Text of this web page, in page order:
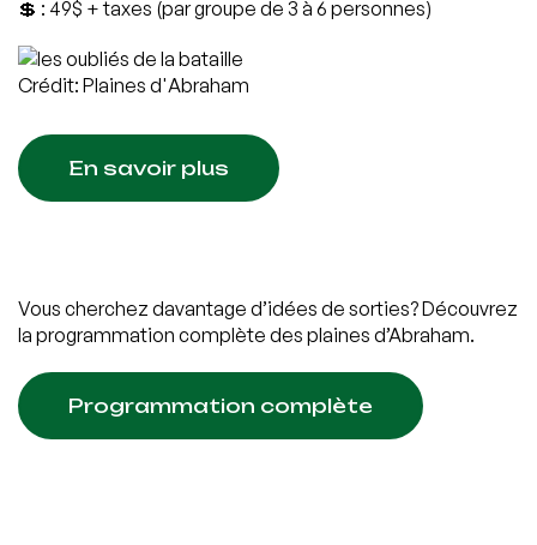
💲 : 49$ + taxes (par groupe de 3 à 6 personnes)
Crédit: Plaines d'Abraham
En savoir plus
Vous cherchez davantage d’idées de sorties? Découvrez
la programmation complète des plaines d’Abraham.
Programmation complète